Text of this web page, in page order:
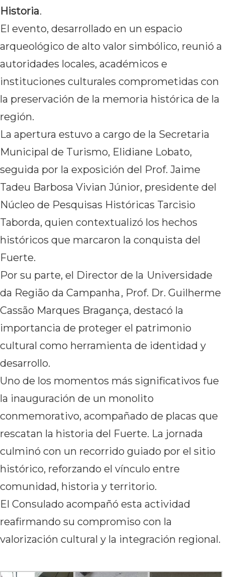
Historia.
El evento, desarrollado en un espacio
arqueológico de alto valor simbólico, reunió a
autoridades locales, académicos e
instituciones culturales comprometidas con
la preservación de la memoria histórica de la
región.
La apertura estuvo a cargo de la Secretaria
Municipal de Turismo, Elidiane Lobato,
seguida por la exposición del Prof. Jaime
Tadeu Barbosa Vivian Júnior, presidente del
Núcleo de Pesquisas Históricas Tarcisio
Taborda, quien contextualizó los hechos
históricos que marcaron la conquista del
Fuerte.
Por su parte, el Director de la Universidade
da Região da Campanha, Prof. Dr. Guilherme
Cassão Marques Bragança, destacó la
importancia de proteger el patrimonio
cultural como herramienta de identidad y
desarrollo.
Uno de los momentos más significativos fue
la inauguración de un monolito
conmemorativo, acompañado de placas que
rescatan la historia del Fuerte. La jornada
culminó con un recorrido guiado por el sitio
histórico, reforzando el vínculo entre
comunidad, historia y territorio.
El Consulado acompañó esta actividad
reafirmando su compromiso con la
valorización cultural y la integración regional.